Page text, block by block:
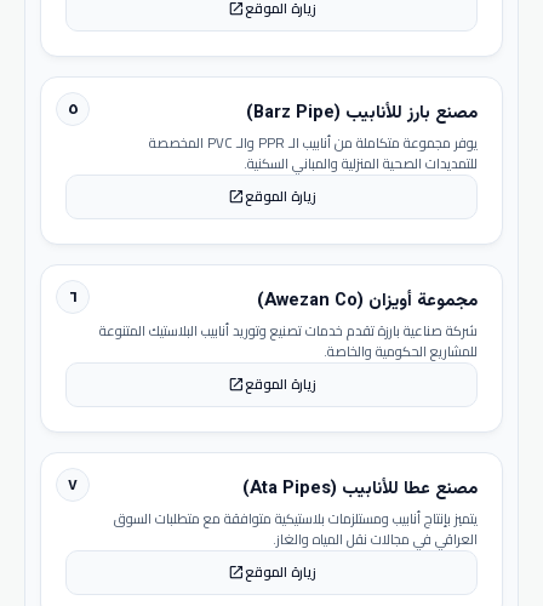
زيارة الموقعopen_in_new
٥ مصنع بارز للأنابيب (Barz Pipe)
يوفر مجموعة متكاملة من أنابيب الـ PPR والـ PVC المخصصة
للتمديدات الصحية المنزلية والمباني السكنية.
زيارة الموقعopen_in_new
٦ مجموعة أويزان (Awezan Co)
شركة صناعية بارزة تقدم خدمات تصنيع وتوريد أنابيب البلاستيك المتنوعة
للمشاريع الحكومية والخاصة.
زيارة الموقعopen_in_new
٧ مصنع عطا للأنابيب (Ata Pipes)
يتميز بإنتاج أنابيب ومستلزمات بلاستيكية متوافقة مع متطلبات السوق
العراقي في مجالات نقل المياه والغاز.
زيارة الموقعopen_in_new